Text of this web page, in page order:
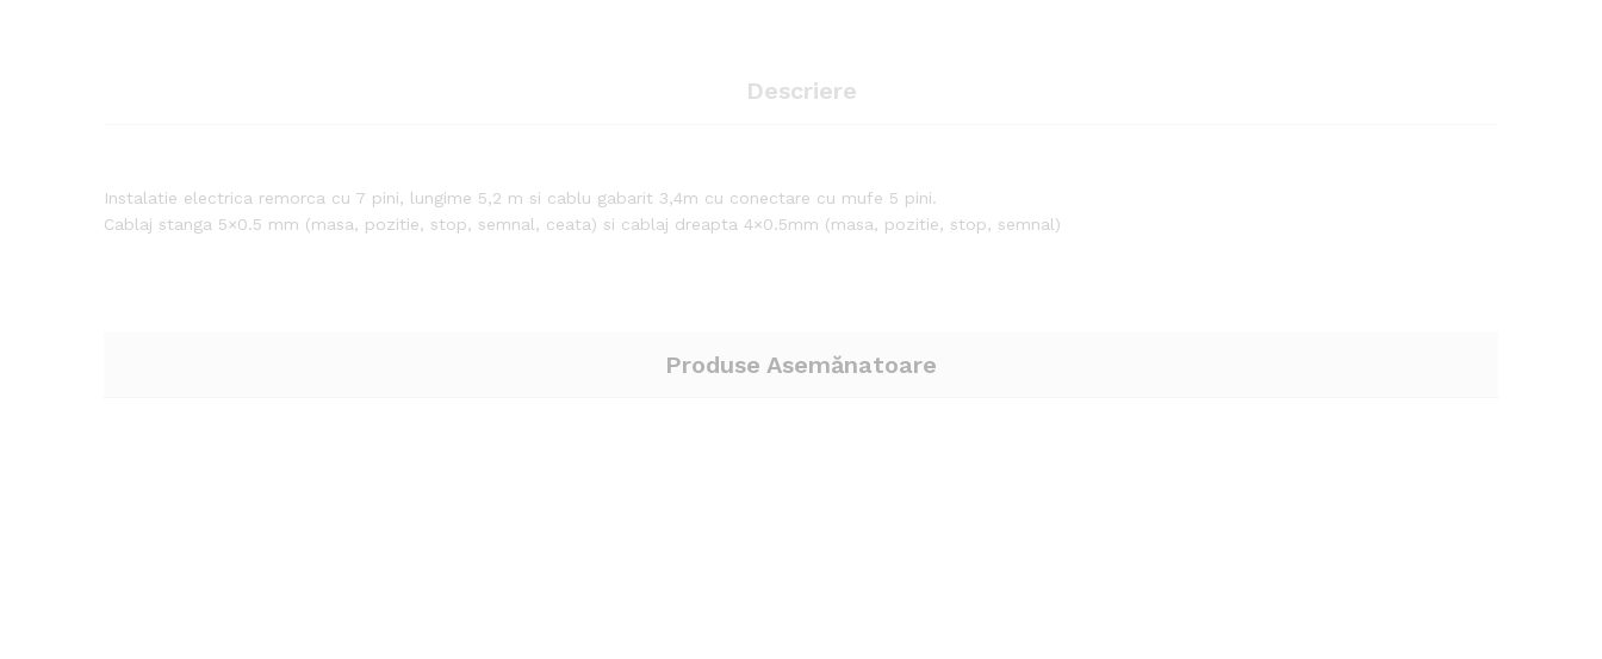
Descriere
Instalatie electrica remorca cu 7 pini, lungime 5,2 m si cablu gabarit 3,4m cu conectare cu mufe 5 pini.
Cablaj stanga 5×0.5 mm (masa, pozitie, stop, semnal, ceata) si cablaj dreapta 4×0.5mm (masa, pozitie, stop, semnal)
Produse Asemănatoare